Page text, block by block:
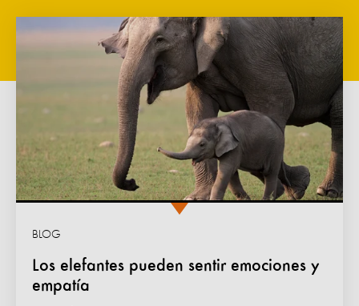
Los elefantes pueden sentir emociones y
empatía
BLOG